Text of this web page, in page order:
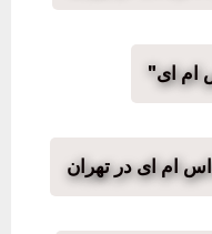
ام ای"
اس ام ای در تهران